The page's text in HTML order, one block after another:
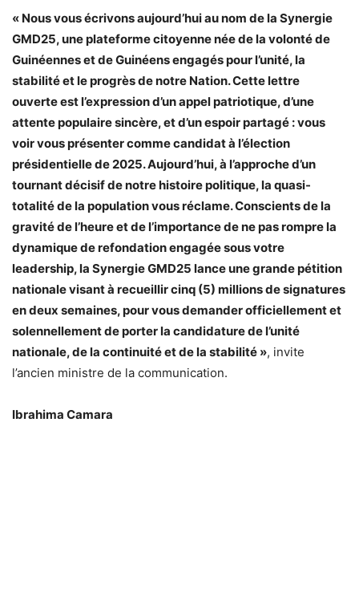
« Nous vous écrivons aujourd’hui au nom de la Synergie
GMD25, une plateforme citoyenne née de la volonté de
Guinéennes et de Guinéens engagés pour l’unité, la
stabilité et le progrès de notre Nation. Cette lettre
ouverte est l’expression d’un appel patriotique, d’une
attente populaire sincère, et d’un espoir partagé : vous
voir vous présenter comme candidat à l’élection
présidentielle de 2025. Aujourd’hui, à l’approche d’un
tournant décisif de notre histoire politique, la quasi-
totalité de la population vous réclame. Conscients de la
gravité de l’heure et de l’importance de ne pas rompre la
dynamique de refondation engagée sous votre
leadership, la Synergie GMD25 lance une grande pétition
nationale visant à recueillir cinq (5) millions de signatures
en deux semaines, pour vous demander officiellement et
solennellement de porter la candidature de l’unité
nationale, de la continuité et de la stabilité », invite
l’ancien ministre de la communication.
Ibrahima Camara